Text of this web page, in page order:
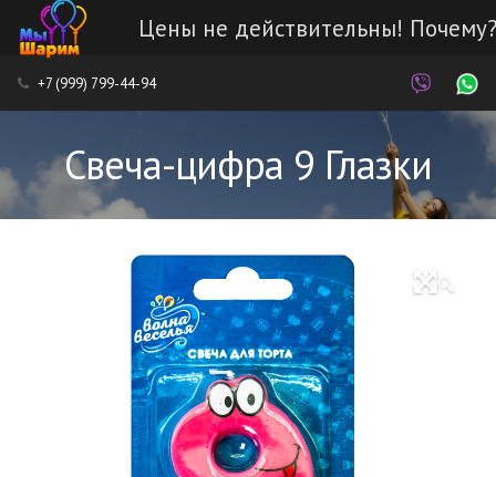
Цены не действительны!
Каталог
Услуги
Доставка и оплата
+7 (999) 799-44-94
Свеча-цифра 9 Глазки
🔍